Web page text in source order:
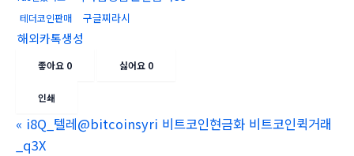
테더코인판매 구글찌라시
해외카톡생성
좋아요 0 싫어요 0
인쇄
« i8Q_텔레@bitcoinsyri 비트코인현금화 비트코인퀵거래
_q3X